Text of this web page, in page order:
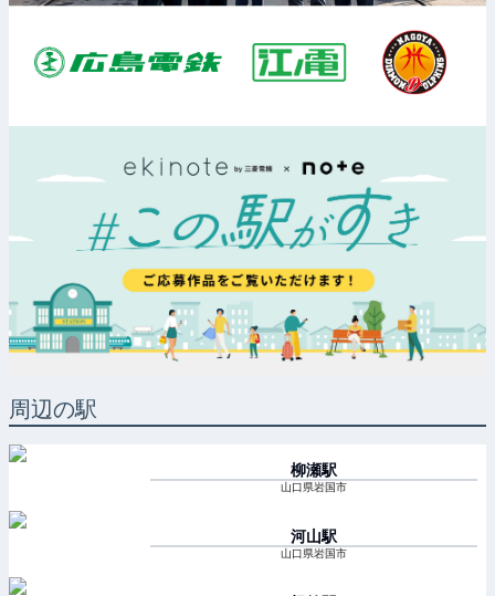
周辺の駅
柳瀬駅
山口県岩国市
河山駅
山口県岩国市